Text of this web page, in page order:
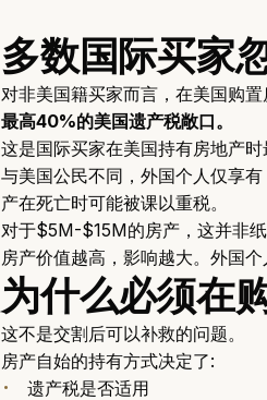
多数国际买家
对非美国籍买家而言，在美国购
最高40%的美国遗产税敞口。
这是国际买家在美国持有房地产时
与美国公民不同，外国个人仅享有
产在死亡时可能被课以重税。
对于$5M-$15M的房产，这并非
房产价值越高，影响越大。外国
为什么必须在
这不是交割后可以补救的问题。
房产自始的持有方式决定了:
遗产税是否适用